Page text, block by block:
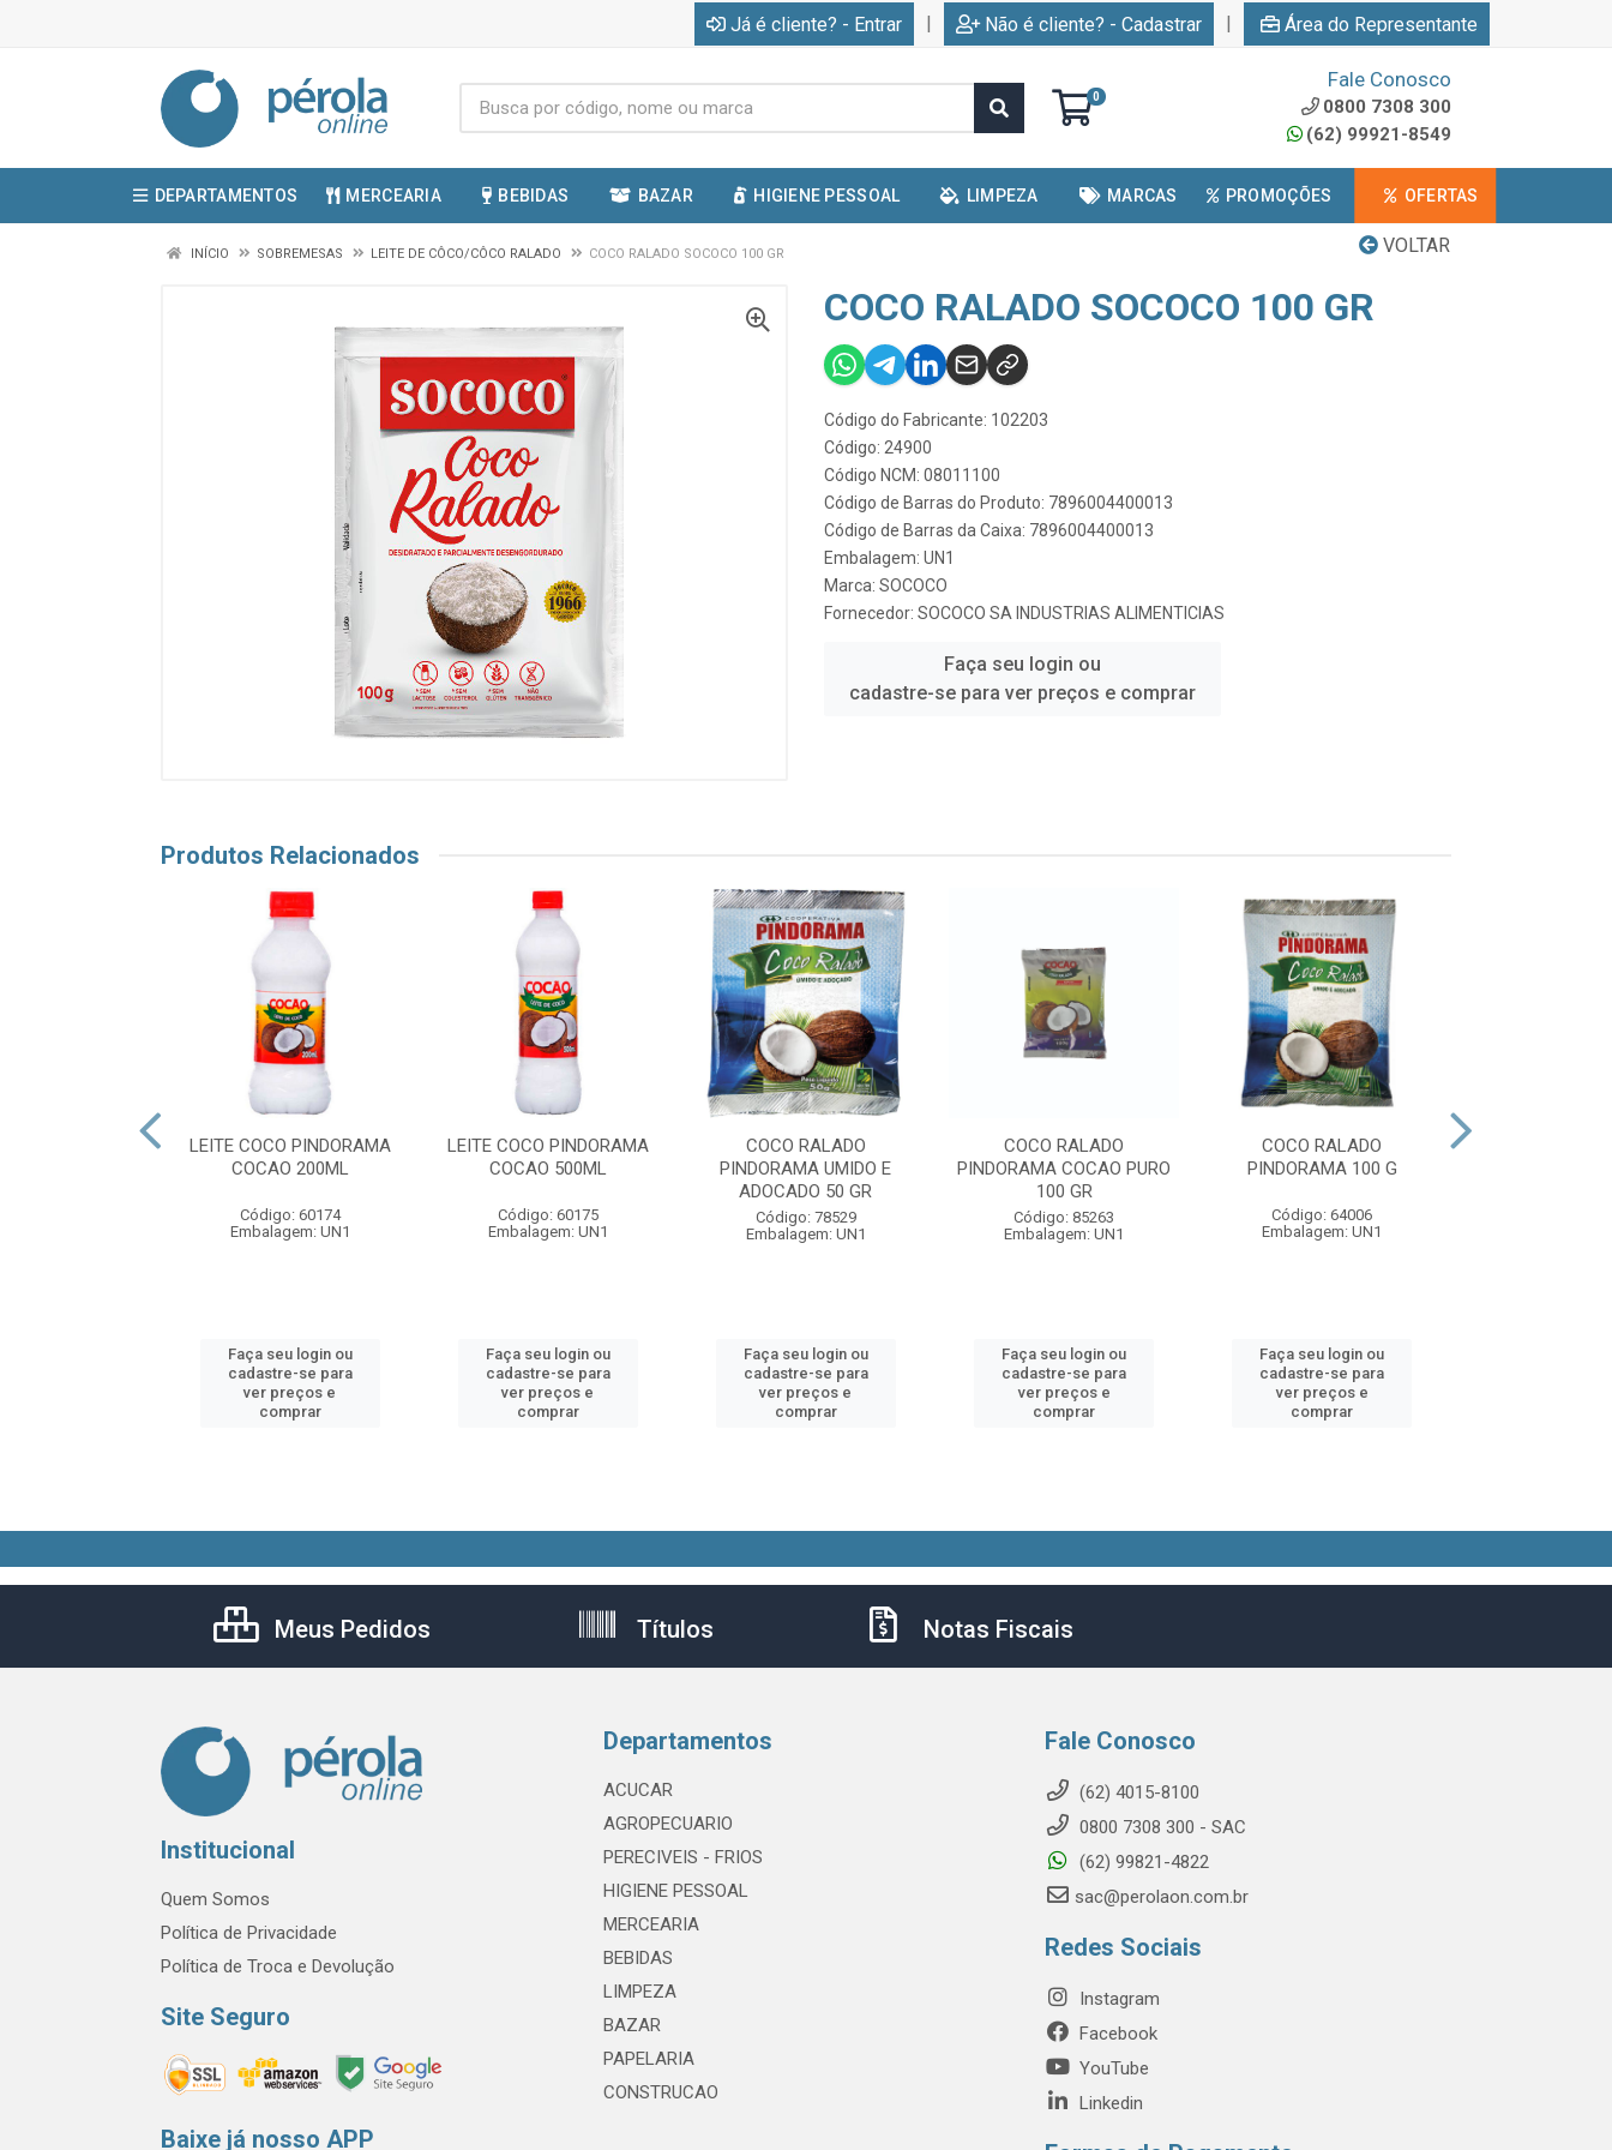
Já é cliente? - Entrar | Não é cliente? - Cadastrar | Área do Representante
0
Fale Conosco
0800 7308 300
(62) 99921-8549
DEPARTAMENTOS MERCEARIA BEBIDAS BAZAR HIGIENE PESSOAL LIMPEZA MARCAS PROMOÇÕES OFERTAS
VOLTAR
INÍCIO SOBREMESAS LEITE DE CÔCO/CÔCO RALADO COCO RALADO SOCOCO 100 GR
COCO RALADO SOCOCO 100 GR
Código do Fabricante: 102203
Código: 24900
Código NCM: 08011100
Código de Barras do Produto: 7896004400013
Código de Barras da Caixa: 7896004400013
Embalagem: UN1
Marca: SOCOCO
Fornecedor: SOCOCO SA INDUSTRIAS ALIMENTICIAS
Faça seu login ou
cadastre-se para ver preços e comprar
Produtos Relacionados
LEITE COCO PINDORAMA
COCAO 200ML
Código: 60174
Embalagem: UN1
Faça seu login ou
cadastre-se para
ver preços e
comprar
LEITE COCO PINDORAMA
COCAO 500ML
Código: 60175
Embalagem: UN1
Faça seu login ou
cadastre-se para
ver preços e
comprar
COCO RALADO
PINDORAMA UMIDO E
ADOCADO 50 GR
Código: 78529
Embalagem: UN1
Faça seu login ou
cadastre-se para
ver preços e
comprar
COCO RALADO
PINDORAMA COCAO PURO
100 GR
Código: 85263
Embalagem: UN1
Faça seu login ou
cadastre-se para
ver preços e
comprar
COCO RALADO
PINDORAMA 100 G
Código: 64006
Embalagem: UN1
Faça seu login ou
cadastre-se para
ver preços e
comprar
Meus Pedidos Títulos Notas Fiscais
Institucional
Quem Somos
Política de Privacidade
Política de Troca e Devolução
Site Seguro
Baixe já nosso APP
Departamentos
ACUCAR
AGROPECUARIO
PERECIVEIS - FRIOS
HIGIENE PESSOAL
MERCEARIA
BEBIDAS
LIMPEZA
BAZAR
PAPELARIA
CONSTRUCAO
Fale Conosco
(62) 4015-8100
0800 7308 300 - SAC
(62) 99821-4822
sac@perolaon.com.br
Redes Sociais
Instagram
Facebook
YouTube
Linkedin